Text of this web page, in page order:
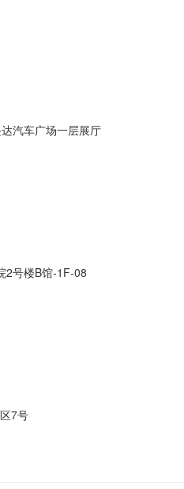
汽车广场一层展厅
2号楼B馆-1F-08
7号